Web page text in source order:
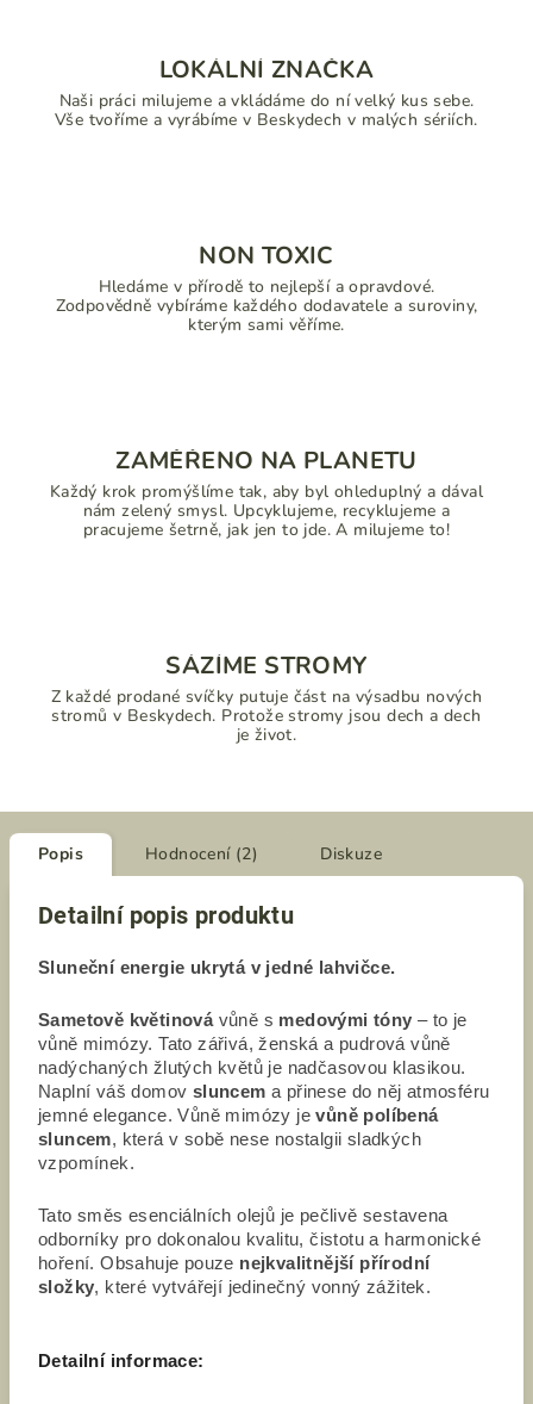
LOKÁLNÍ ZNAČKA
Naši práci milujeme a vkládáme do ní velký kus sebe.
Vše tvoříme a vyrábíme v Beskydech v malých sériích.
NON TOXIC
Hledáme v přírodě to nejlepší a opravdové.
Zodpovědně vybíráme každého dodavatele a suroviny,
kterým sami věříme.
ZAMĚŘENO NA PLANETU
Každý krok promýšlíme tak, aby byl ohleduplný a dával
nám zelený smysl. Upcyklujeme, recyklujeme a
pracujeme šetrně, jak jen to jde. A milujeme to!
SÁZÍME STROMY
Z každé prodané svíčky putuje část na výsadbu nových
stromů v Beskydech. Protože stromy jsou dech a dech
je život.
Popis Hodnocení (2) Diskuze
Detailní popis produktu
Sluneční energie ukrytá v jedné lahvičce.
Sametově květinovávůně s medovými tóny – to je
vůně mimózy. Tato zářivá, ženská a pudrová vůně
nadýchaných žlutých květů je nadčasovou klasikou.
Naplní váš domov sluncem a přinese do něj atmosféru
jemné elegance. Vůně mimózy jevůně políbená
sluncem, která v sobě nese nostalgii sladkých
vzpomínek.
Tato směs esenciálních olejů je pečlivě sestavena
odborníky pro dokonalou kvalitu, čistotu a harmonické
hoření. Obsahuje pouze nejkvalitnější přírodní
složky, které vytvářejí jedinečný vonný zážitek.
Detailní informace: